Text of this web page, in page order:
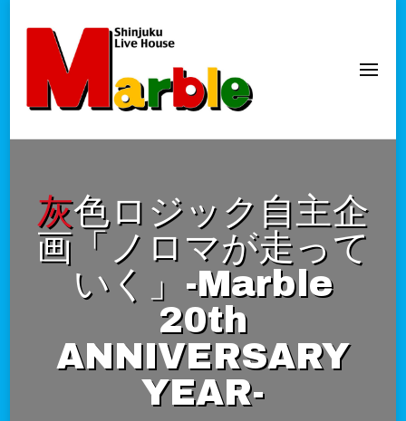
新宿Marble
official website
灰色ロジック自主企
画「ノロマが走って
いく」-Marble
20th
ANNIVERSARY
YEAR-